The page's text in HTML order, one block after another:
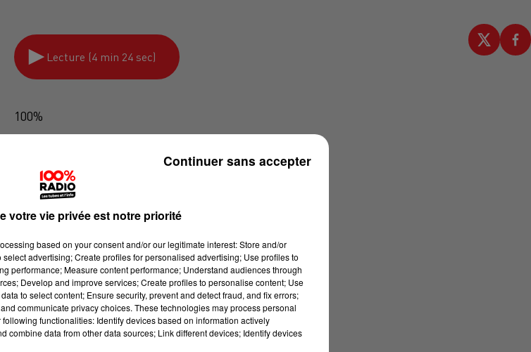
Lecture (4 min 24 sec)
100%
votre vie privée est notre priorité
based on your consent and/or our legitimate interest: Store and/or
advertising; Create profiles for personalised advertising; Use profiles to
performance; Measure content performance; Understand audiences through
Develop and improve services; Create profiles to personalise content; Use
to select content; Ensure security, prevent and detect fraud, and fix errors;
communicate privacy choices. These technologies may process personal
functionalities: Identify devices based on information actively
combine data from other data sources; Link different devices; Identify devices
Continuer sans accepter